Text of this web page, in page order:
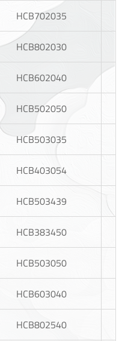
HCB702035
HCB802030
HCB602040
HCB502050
HCB503035
HCB403054
HCB503439
HCB383450
HCB503050
HCB603040
HCB802540